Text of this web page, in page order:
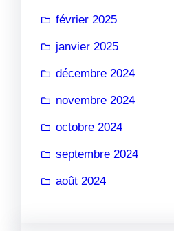
février 2025
janvier 2025
décembre 2024
novembre 2024
octobre 2024
septembre 2024
août 2024